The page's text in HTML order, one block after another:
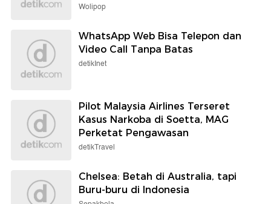
Wolipop
WhatsApp Web Bisa Telepon dan
Video Call Tanpa Batas
detikInet
Pilot Malaysia Airlines Terseret
Kasus Narkoba di Soetta, MAG
Perketat Pengawasan
detikTravel
Chelsea: Betah di Australia, tapi
Buru-buru di Indonesia